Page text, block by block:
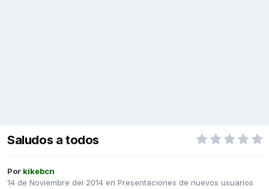
Saludos a todos
Por kikebcn
14 de Noviembre del 2014 en Presentaciones de nuevos usuarios